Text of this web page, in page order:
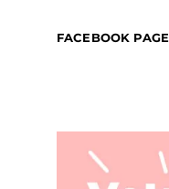
FACEBOOK PAGE